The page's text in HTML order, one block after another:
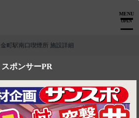
MENU
OPEN
スポンサーPR
金町駅南口喫煙所 施設詳細